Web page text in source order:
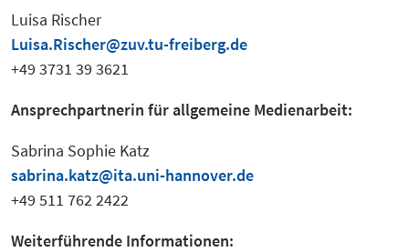
Luisa Rischer
Luisa.Rischer@zuv.tu-freiberg.de
+49 3731 39 3621
Ansprechpartnerin für allgemeine Medienarbeit:
Sabrina Sophie Katz
sabrina.katz@ita.uni-hannover.de
+49 511 762 2422
Weiterführende Informationen: